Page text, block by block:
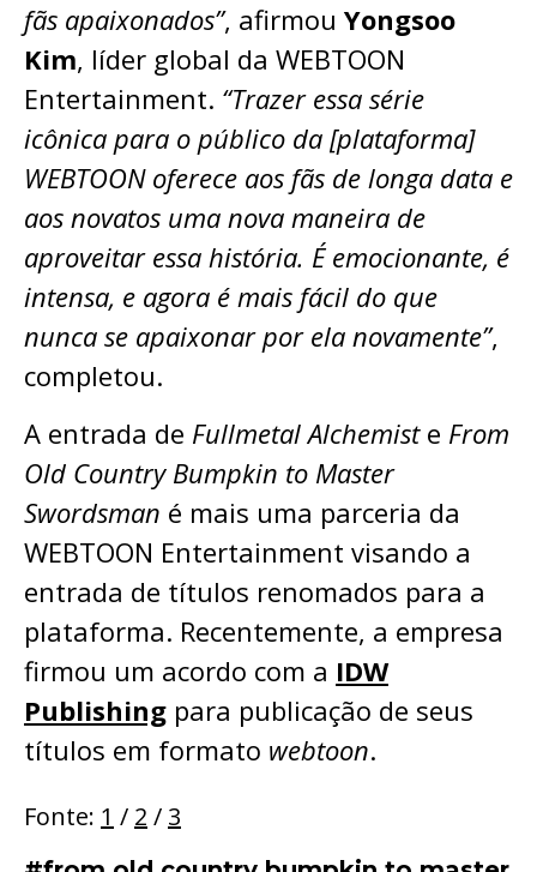
fãs apaixonados”, afirmou Yongsoo
Kim, líder global da WEBTOON
Entertainment. “Trazer essa série
icônica para o público da [plataforma]
WEBTOON oferece aos fãs de longa data e
aos novatos uma nova maneira de
aproveitar essa história. É emocionante, é
intensa, e agora é mais fácil do que
nunca se apaixonar por ela novamente”,
completou.
A entrada de Fullmetal Alchemiste From
Old Country Bumpkin to Master
Swordsman é mais uma parceria da
WEBTOON Entertainment visando a
entrada de títulos renomados para a
plataforma. Recentemente, a empresa
firmou um acordo com a IDW
Publishing para publicação de seus
títulos em formato webtoon.
Fonte: 1 / 2 / 3